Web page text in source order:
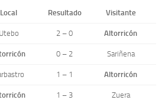
Local Resultado Visitante
Utebo 2 – 0 Altorricón
0 – 2 Sariñena
1 – 1 Altorricón
1 – 3 Zuera